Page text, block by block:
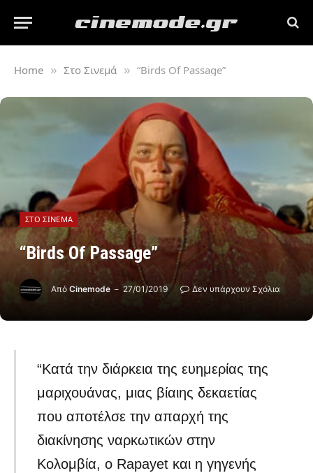
Home » Στο Σινεμά » “Birds Of Passage”
ΣΤΟ ΣΙΝΕΜΆ
“Birds Of Passage”
Από Cinemode 27/01/2019 Δεν υπάρχουν Σχόλια
“Κατά την διάρκεια της ευημερίας της
μαριχουάνας, μιας βίαιης δεκαετίας
που αποτέλσε την απαρχή της
διακίνησης ναρκωτικών στην
Κολομβία, ο Rapayet και η γηγενής